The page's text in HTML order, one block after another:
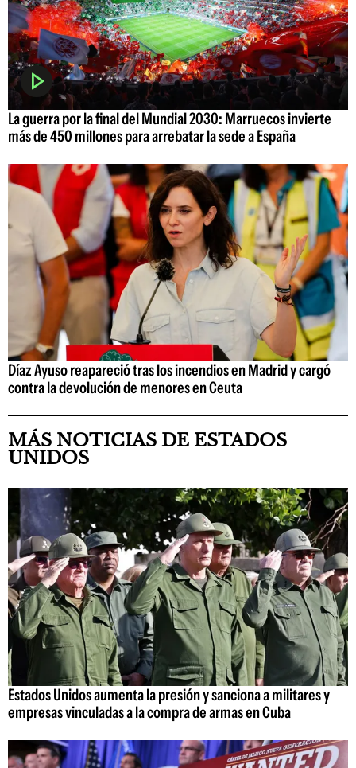
La guerra por la final del Mundial 2030: Marruecos invierte
más de 450 millones para arrebatar la sede a España
Díaz Ayuso reapareció tras los incendios en Madrid y cargó
contra la devolución de menores en Ceuta
MÁS NOTICIAS DE ESTADOS
UNIDOS
Estados Unidos aumenta la presión y sanciona a militares y
empresas vinculadas a la compra de armas en Cuba